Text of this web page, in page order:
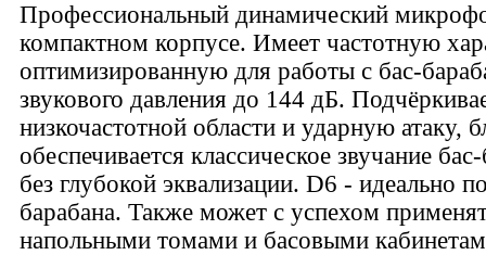
Профессиональный динамический
компактном корпусе. Имеет частотную
оптимизированную для работы с бас-
звукового давления до 144 дБ.
низкочастотной области и ударную атаку,
обеспечивается классическое звучание
без глубокой эквализации. D6 - идеально
барабана. Также может с успехом
напольными томами и басовыми